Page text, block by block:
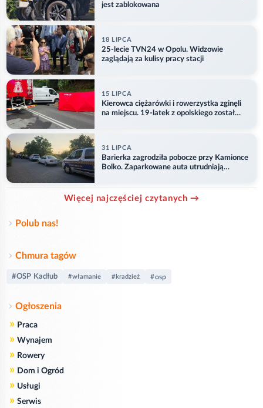
jest zablokowana
18 LIPCA
25-lecie TVN24 w Opolu. Widzowie
zaglądają za kulisy pracy stacji
15 LIPCA
Kierowca ciężarówki i rowerzystka zginęli
na miejscu. 19-latek z opolskiego został
31 LIPCA
Barierka zagrodziła pobocze przy Kamionce
Bolko. Zaparkowane auta utrudniają
Więcej najczęściej czytanych →
Polub nas!
Chmura tagów
#OSP Kadłub #włamanie #kradzież #osp
Ogłoszenia
» Praca
» Wynajem
» Rowery
» Dom i Ogród
» Usługi
» Serwis